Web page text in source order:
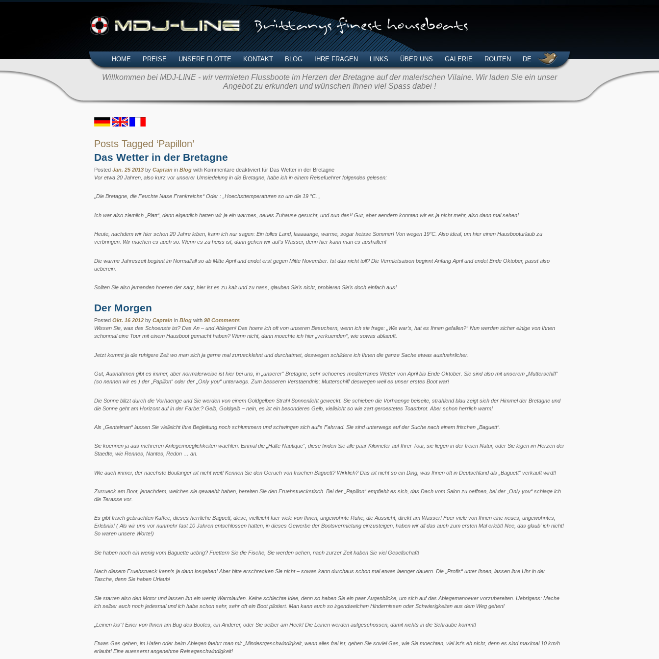
HOME PREISE UNSERE FLOTTE KONTAKT BLOG IHRE FRAGEN LINKS ÜBER UNS GALERIE ROUTEN DE
Willkommen bei MDJ-LINE - wir vermieten Flussboote im Herzen der Bretagne auf der malerischen Vilaine. Wir laden Sie ein unser
Angebot zu erkunden und wünschen Ihnen viel Spass dabei !
Posts Tagged ‘Papillon’
Das Wetter in der Bretagne
Posted Jan. 25 2013 by Captain in Blog with Kommentare deaktiviert für Das Wetter in der Bretagne
Vor etwa 20 Jahren, also kurz vor unserer Umsiedelung in die Bretagne, habe ich in einem Reisefuehrer folgendes gelesen:
„Die Bretagne, die Feuchte Nase Frankreichs“ Oder : „Hoechsttemperaturen so um die 19 °C. „
Ich war also ziemlich „Platt“, denn eigentlich hatten wir ja ein warmes, neues Zuhause gesucht, und nun das!! Gut, aber aendern konnten wir es ja nicht mehr, also dann mal sehen!
Heute, nachdem wir hier schon 20 Jahre leben, kann ich nur sagen: Ein tolles Land, laaaaange, warme, sogar heisse Sommer! Von wegen 19°C. Also ideal, um hier einen Hausbooturlaub zu
verbringen. Wir machen es auch so: Wenn es zu heiss ist, dann gehen wir auf’s Wasser, denn hier kann man es aushalten!
Die warme Jahreszeit beginnt im Normalfall so ab Mitte April und endet erst gegen Mitte November. Ist das nicht toll? Die Vermietsaison beginnt Anfang April und endet Ende Oktober, passt also
ueberein.
Sollten Sie also jemanden hoeren der sagt, hier ist es zu kalt und zu nass, glauben Sie’s nicht, probieren Sie’s doch einfach aus!
Der Morgen
Posted Okt. 16 2012 by Captain in Blog with 98 Comments
Wissen Sie, was das Schoenste ist? Das An – und Ablegen! Das hoere ich oft von unseren Besuchern, wenn ich sie frage: „Wie war’s, hat es Ihnen gefallen?“ Nun werden sicher einige von Ihnen
schonmal eine Tour mit einem Hausboot gemacht haben? Wenn nicht, dann moechte ich hier „verkuenden“, wie sowas ablaeuft.
Jetzt kommt ja die ruhigere Zeit wo man sich ja gerne mal zuruecklehnt und durchatmet, deswegen schildere ich Ihnen die ganze Sache etwas ausfuehrlicher.
Gut, Ausnahmen gibt es immer, aber normalerweise ist hier bei uns, in „unserer“ Bretagne, sehr schoenes mediterranes Wetter von April bis Ende Oktober. Sie sind also mit unserem „Mutterschiff“
(so nennen wir es ) der „Papillon“ oder der „Only you“ unterwegs. Zum besseren Verstaendnis: Mutterschiff deswegen weil es unser erstes Boot war!
Die Sonne blitzt durch die Vorhaenge und Sie werden von einem Goldgelben Strahl Sonnenlicht geweckt. Sie schieben die Vorhaenge beiseite, strahlend blau zeigt sich der Himmel der Bretagne und
die Sonne geht am Horizont auf in der Farbe:? Gelb, Goldgelb – nein, es ist ein besonderes Gelb, vielleicht so wie zart geroestetes Toastbrot. Aber schon herrlich warm!
Als „Gentelman“ lassen Sie vielleicht Ihre Begleitung noch schlummern und schwingen sich auf’s Fahrrad. Sie sind unterwegs auf der Suche nach einem frischen „Baguett“.
Sie koennen ja aus mehreren Anlegemoeglichkeiten waehlen: Einmal die „Halte Nautique“, diese finden Sie alle paar Kilometer auf Ihrer Tour, sie liegen in der freien Natur, oder Sie legen im Herzen der
Staedte, wie Rennes, Nantes, Redon … an.
Wie auch immer, der naechste Boulanger ist nicht weit! Kennen Sie den Geruch von frischen Baguett? Wirklich? Das ist nicht so ein Ding, was Ihnen oft in Deutschland als „Baguett“ verkauft wird!!
Zurrueck am Boot, jenachdem, welches sie gewaehlt haben, bereiten Sie den Fruehstueckstisch. Bei der „Papillon“ empfiehlt es sich, das Dach vom Salon zu oeffnen, bei der „Only you“ schlage ich
die Terasse vor.
Es gibt frisch gebruehten Kaffee, dieses herrliche Baguett, diese, vielleicht fuer viele von Ihnen, ungewohnte Ruhe, die Aussicht, direkt am Wasser! Fuer viele von Ihnen eine neues, ungewohntes,
Erlebnis! ( Als wir uns vor nunmehr fast 10 Jahren entschlossen hatten, in dieses Gewerbe der Bootsvermietung einzusteigen, haben wir all das auch zum ersten Mal erlebt! Nee, das glaub‘ ich nicht!
So waren unsere Worte!)
Sie haben noch ein wenig vom Baguette uebrig? Fuettern Sie die Fische, Sie werden sehen, nach zurzer Zeit haben Sie viel Gesellschaft!
Nach diesem Fruehstueck kann’s ja dann losgehen! Aber bitte erschrecken Sie nicht – sowas kann durchaus schon mal etwas laenger dauern. Die „Profis“ unter Ihnen, lassen ihre Uhr in der
Tasche, denn Sie haben Urlaub!
Sie starten also den Motor und lassen ihn ein wenig Warmlaufen. Keine schlechte Idee, denn so haben Sie ein paar Augenblicke, um sich auf das Ablegemanoever vorzubereiten. Uebrigens: Mache
ich selber auch noch jedesmal und ich habe schon sehr, sehr oft ein Boot pilotiert. Man kann auch so irgendwelchen Hindernissen oder Schwierigkeiten aus dem Weg gehen!
„Leinen los“! Einer von Ihnen am Bug des Bootes, ein Anderer, oder Sie selber am Heck! Die Leinen werden aufgeschossen, damit nichts in die Schraube kommt!
Etwas Gas geben, im Hafen oder beim Ablegen faehrt man mit „Mindestgeschwindigkeit, wenn alles frei ist, geben Sie soviel Gas, wie Sie moechten, viel ist’s eh nicht, denn es sind maximal 10 km/h
erlaubt! Eine auesserst angenehme Reisegeschwindigkeit!